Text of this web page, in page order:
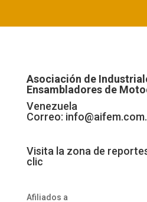
Asociación de
Ensambladores de
Venezuela
Correo:
Visita la zona de
clic
Afiliados a